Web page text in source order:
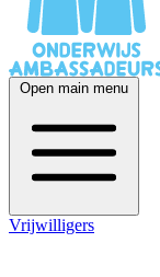
Open main menu
Vrijwilligers